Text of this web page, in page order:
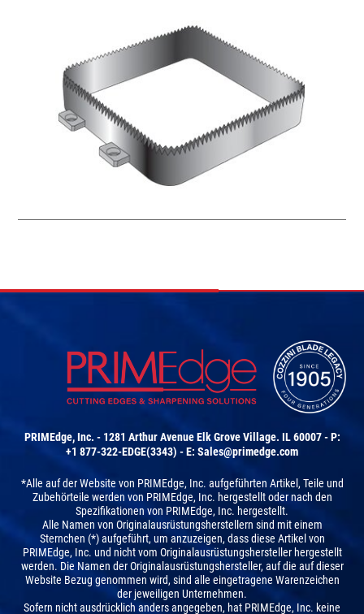
PRIMEdge, Inc. - 1281 Arthur Avenue Elk Grove Village. IL 60007 - P:
+1 877-322-EDGE(3343) - E: Sales@primedge.com
*Alle auf der Website von PRIMEdge, Inc. aufgeführten Artikel, Teile und
Zubehörteile werden von PRIMEdge, Inc. hergestellt oder nach den
Spezifikationen von PRIMEdge, Inc. hergestellt.
Alle Namen von Originalausrüstungsherstellern sind mit einem
Sternchen (*) aufgeführt, um anzuzeigen, dass diese Artikel von
PRIMEdge, Inc. und nicht vom Originalausrüstungshersteller hergestellt
werden. Die Namen der Originalausrüstungshersteller, auf die auf dieser
Website Bezug genommen wird, sind alle eingetragene Warenzeichen
der jeweiligen Unternehmen.
Sofern nicht ausdrücklich anders angegeben, hat PRIMEdge, Inc. keine